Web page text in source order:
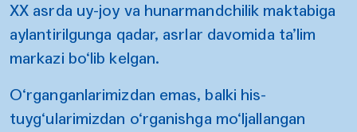
XX asrda uy-joy va hunarmandchilik maktabiga
aylantirilgunga qadar, asrlar davomida ta’lim
markazi bo‘lib kelgan.
O‘rganganlarimizdan emas, balki his-
tuyg‘ularimizdan o‘rganishga mo‘ljallangan